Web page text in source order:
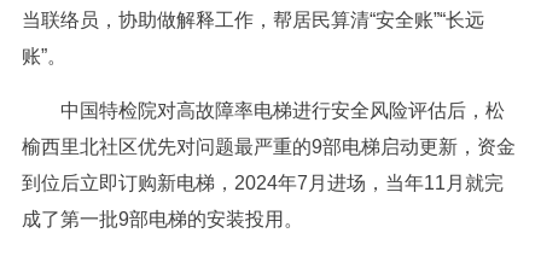
当联络员，协助做解释工作，帮居民算清“安全账”“长远
账”。
中国特检院对高故障率电梯进行安全风险评估后，松
榆西里北社区优先对问题最严重的9部电梯启动更新，资金
到位后立即订购新电梯，2024年7月进场，当年11月就完
成了第一批9部电梯的安装投用。